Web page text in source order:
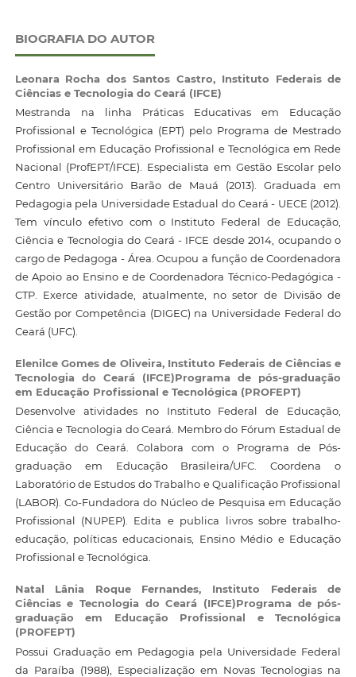
BIOGRAFIA DO AUTOR
Leonara Rocha dos Santos Castro, Instituto Federais de
Ciências e Tecnologia do Ceará (IFCE)
Mestranda na linha Práticas Educativas em Educação
Profissional e Tecnológica (EPT) pelo Programa de Mestrado
Profissional em Educação Profissional e Tecnológica em Rede
Nacional (ProfEPT/IFCE). Especialista em Gestão Escolar pelo
Centro Universitário Barão de Mauá (2013). Graduada em
Pedagogia pela Universidade Estadual do Ceará - UECE (2012).
Tem vínculo efetivo com o Instituto Federal de Educação,
Ciência e Tecnologia do Ceará - IFCE desde 2014, ocupando o
cargo de Pedagoga - Área. Ocupou a função de Coordenadora
de Apoio ao Ensino e de Coordenadora Técnico-Pedagógica -
CTP. Exerce atividade, atualmente, no setor de Divisão de
Gestão por Competência (DIGEC) na Universidade Federal do
Ceará (UFC).
Elenilce Gomes de Oliveira, Instituto Federais de Ciências e
Tecnologia do Ceará (IFCE)Programa de pós-graduação
em Educação Profissional e Tecnológica (PROFEPT)
Desenvolve atividades no Instituto Federal de Educação,
Ciência e Tecnologia do Ceará. Membro do Fórum Estadual de
Educação do Ceará. Colabora com o Programa de Pós-
graduação em Educação Brasileira/UFC. Coordena o
Laboratório de Estudos do Trabalho e Qualificação Profissional
(LABOR). Co-Fundadora do Núcleo de Pesquisa em Educação
Profissional (NUPEP). Edita e publica livros sobre trabalho-
educação, políticas educacionais, Ensino Médio e Educação
Profissional e Tecnológica.
Natal Lânia Roque Fernandes, Instituto Federais de
Ciências e Tecnologia do Ceará (IFCE)Programa de pós-
graduação em Educação Profissional e Tecnológica
(PROFEPT)
Possui Graduação em Pedagogia pela Universidade Federal
da Paraíba (1988), Especialização em Novas Tecnologias na